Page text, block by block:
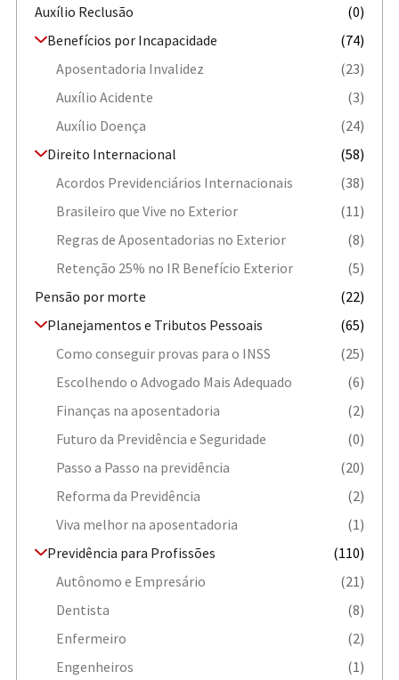
Auxílio Reclusão
(0)
Benefícios por Incapacidade
(74)
Aposentadoria Invalidez
(23)
Auxílio Acidente
(3)
Auxílio Doença
(24)
Direito Internacional
(58)
Acordos Previdenciários Internacionais
(38)
Brasileiro que Vive no Exterior
(11)
Regras de Aposentadorias no Exterior
(8)
Retenção 25% no IR Benefício Exterior
(5)
Pensão por morte
(22)
Planejamentos e Tributos Pessoais
(65)
Como conseguir provas para o INSS
(25)
Escolhendo o Advogado Mais Adequado
(6)
Finanças na aposentadoria
(2)
Futuro da Previdência e Seguridade
(0)
Passo a Passo na previdência
(20)
Reforma da Previdência
(2)
Viva melhor na aposentadoria
(1)
Previdência para Profissões
(110)
Autônomo e Empresário
(21)
Dentista
(8)
Enfermeiro
(2)
Engenheiros
(1)